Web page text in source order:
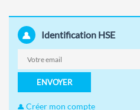
Identification HSE
ENVOYER
Créer mon compte